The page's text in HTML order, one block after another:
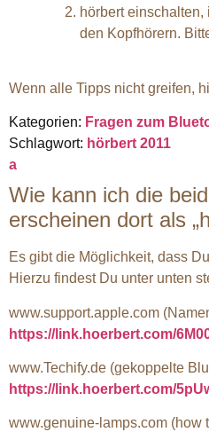
hörbert
den Kopfhörern.
Wenn alle Tipps nicht greifen,
Kategorien: Fragen zum
Schlagwort: hörbert 2011
a
Wie kann ich die
erscheinen dort als
Es gibt die Möglichkeit, dass
Hierzu findest Du unter unten
www.support.apple.com
https://link.hoerbert.com/
www.Techify.de (gekoppelte
https://link.hoerbert.com/
www.genuine-lamps.com (how